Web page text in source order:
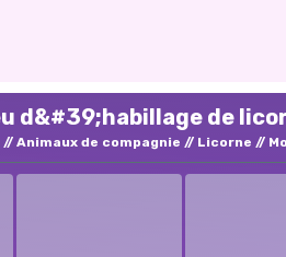
d&#39;habillage de
Animaux de compagnie Licorne